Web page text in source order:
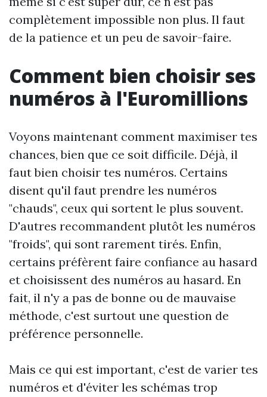
complètement impossible non plus. Il faut
de la patience et un peu de savoir-faire.
Comment bien choisir ses
numéros à l'Euromillions
Voyons maintenant comment maximiser tes
chances, bien que ce soit difficile. Déjà, il
faut bien choisir tes numéros. Certains
disent qu'il faut prendre les numéros
"chauds", ceux qui sortent le plus souvent.
D'autres recommandent plutôt les numéros
"froids", qui sont rarement tirés. Enfin,
certains préfèrent faire confiance au hasard
et choisissent des numéros au hasard. En
fait, il n'y a pas de bonne ou de mauvaise
méthode, c'est surtout une question de
préférence personnelle.
Mais ce qui est important, c'est de varier tes
numéros et d'éviter les schémas trop